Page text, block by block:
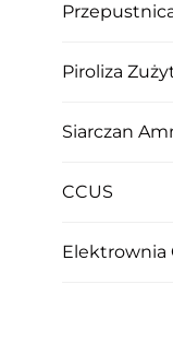
Piroliza
Siarczan
CCUS
Elektrownia